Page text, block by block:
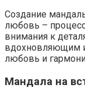
Создание
любовь –
внимания к
вдохновляющим
любовь и
Мандала на